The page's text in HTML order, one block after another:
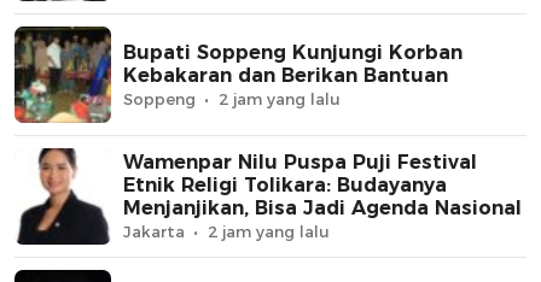
Bupati Soppeng Kunjungi Korban
Kebakaran dan Berikan Bantuan
Soppeng 2 jam yang lalu
Wamenpar Nilu Puspa Puji Festival
Etnik Religi Tolikara: Budayanya
Menjanjikan, Bisa Jadi Agenda Nasional
Jakarta 2 jam yang lalu